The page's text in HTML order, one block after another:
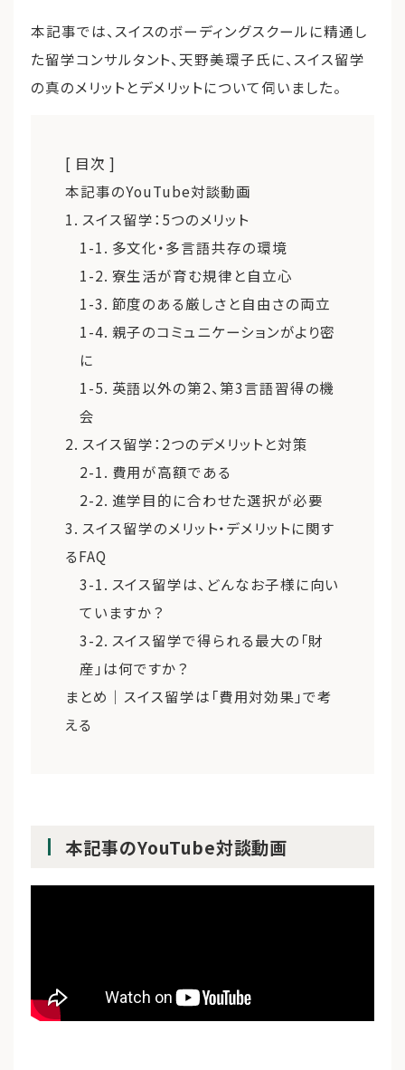
本記事では、スイスのボーディングスクールに精通し
た留学コンサルタント、天野美環子氏に、スイス留学
の真のメリットとデメリットについて伺いました。
[ 目次 ]
本記事のYouTube対談動画
1. スイス留学：5つのメリット
1-1. 多文化・多言語共存の環境
1-2. 寮生活が育む規律と自立心
1-3. 節度のある厳しさと自由さの両立
1-4. 親子のコミュニケーションがより密
に
1-5. 英語以外の第2、第3言語習得の機
会
2. スイス留学：2つのデメリットと対策
2-1. 費用が高額である
2-2. 進学目的に合わせた選択が必要
3. スイス留学のメリット・デメリットに関す
るFAQ
3-1. スイス留学は、どんなお子様に向い
ていますか？
3-2. スイス留学で得られる最大の「財
産」は何ですか？
まとめ｜スイス留学は「費用対効果」で考
える
本記事のYouTube対談動画